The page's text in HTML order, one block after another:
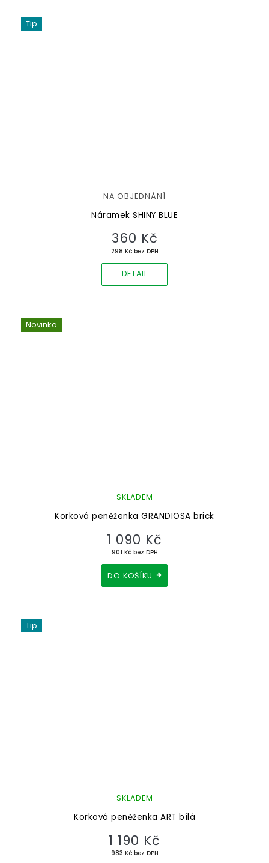
Tip
Náramek SHINY BLUE
NA OBJEDNÁNÍ
298 Kč bez DPH
360 Kč
DETAIL
Novinka
Korková peněženka GRANDIOSA brick
SKLADEM
901 Kč bez DPH
1 090 Kč
DO KOŠÍKU
Tip
Korková peněženka ART bílá
SKLADEM
983 Kč bez DPH
1 190 Kč